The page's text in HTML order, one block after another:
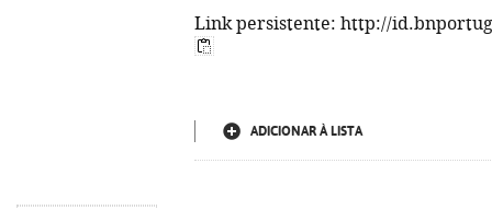
Link persistente: http://
ADICIONAR À LISTA